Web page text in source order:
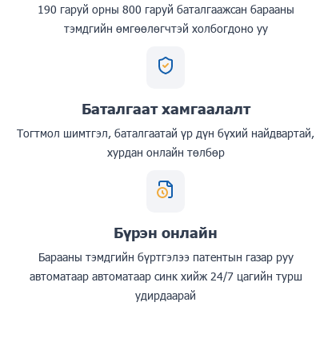
190 гаруй орны 800 гаруй баталгаажсан барааны
тэмдгийн өмгөөлөгчтэй холбогдоно уу
Баталгаат хамгаалалт
Тогтмол шимтгэл, баталгаатай үр дүн бүхий найдвартай,
хурдан онлайн төлбөр
Бүрэн онлайн
Барааны тэмдгийн бүртгэлээ патентын газар руу
автоматаар автоматаар синк хийж 24/7 цагийн турш
удирдаарай